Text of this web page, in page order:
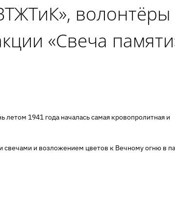
волонтёры
«Свеча
1941 года началась самая кровопролитная и
свечами и возложением цветов к Вечному огню в